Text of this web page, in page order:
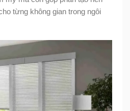
từng không gian trong ngôi